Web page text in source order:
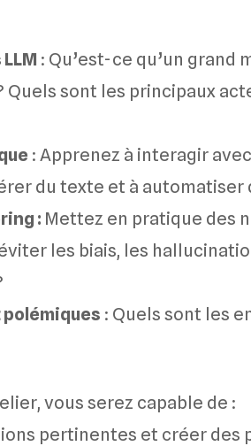
: Qu’est-ce qu’un grand
sont les principaux
: Apprenez à interagir
du texte et à automatiser
: Mettez en pratique des
les biais, les
: Quels sont les
vous serez capable de :
pertinentes et créer des